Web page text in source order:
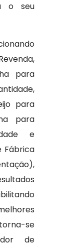
o seu
para
para
para
e
Fábrica
se
de